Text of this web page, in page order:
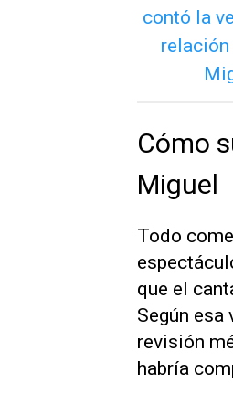
Cómo
Miguel
Todo
que el
Según esa
revisión
habría